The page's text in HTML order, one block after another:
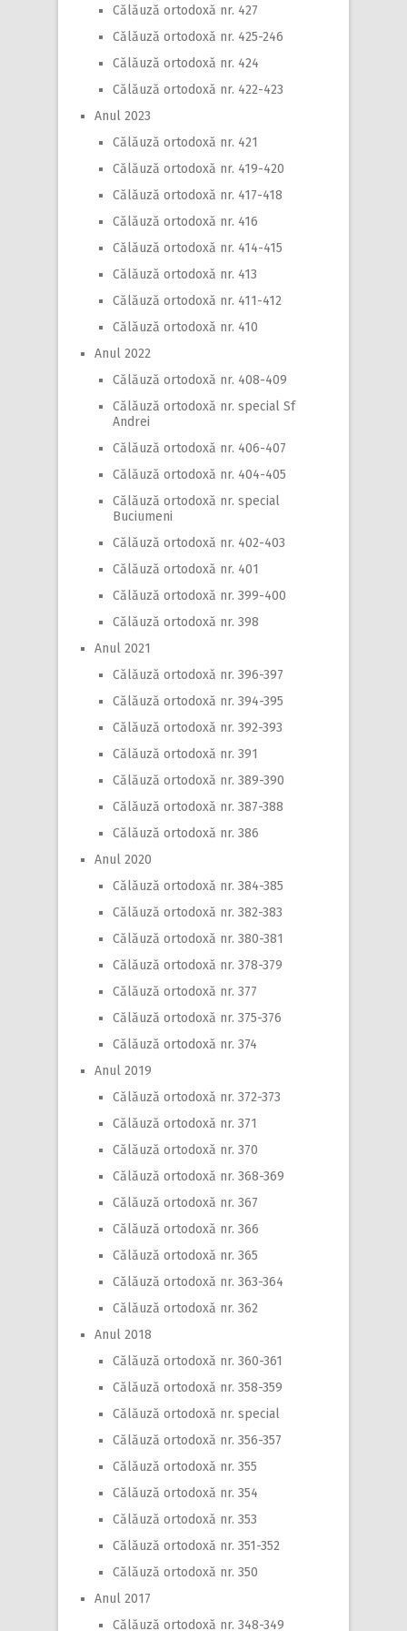
Călăuză ortodoxă nr. 427
Călăuză ortodoxă nr. 425-246
Călăuză ortodoxă nr. 424
Călăuză ortodoxă nr. 422-423
Anul 2023
Călăuză ortodoxă nr. 421
Călăuză ortodoxă nr. 419-420
Călăuză ortodoxă nr. 417-418
Călăuză ortodoxă nr. 416
Călăuză ortodoxă nr. 414-415
Călăuză ortodoxă nr. 413
Călăuză ortodoxă nr. 411-412
Călăuză ortodoxă nr. 410
Anul 2022
Călăuză ortodoxă nr. 408-409
Călăuză ortodoxă nr. special Sf
Andrei
Călăuză ortodoxă nr. 406-407
Călăuză ortodoxă nr. 404-405
Călăuză ortodoxă nr. special
Buciumeni
Călăuză ortodoxă nr. 402-403
Călăuză ortodoxă nr. 401
Călăuză ortodoxă nr. 399-400
Călăuză ortodoxă nr. 398
Anul 2021
Călăuză ortodoxă nr. 396-397
Călăuză ortodoxă nr. 394-395
Călăuză ortodoxă nr. 392-393
Călăuză ortodoxă nr. 391
Călăuză ortodoxă nr. 389-390
Călăuză ortodoxă nr. 387-388
Călăuză ortodoxă nr. 386
Anul 2020
Călăuză ortodoxă nr. 384-385
Călăuză ortodoxă nr. 382-383
Călăuză ortodoxă nr. 380-381
Călăuză ortodoxă nr. 378-379
Călăuză ortodoxă nr. 377
Călăuză ortodoxă nr. 375-376
Călăuză ortodoxă nr. 374
Anul 2019
Călăuză ortodoxă nr. 372-373
Călăuză ortodoxă nr. 371
Călăuză ortodoxă nr. 370
Călăuză ortodoxă nr. 368-369
Călăuză ortodoxă nr. 367
Călăuză ortodoxă nr. 366
Călăuză ortodoxă nr. 365
Călăuză ortodoxă nr. 363-364
Călăuză ortodoxă nr. 362
Anul 2018
Călăuză ortodoxă nr. 360-361
Călăuză ortodoxă nr. 358-359
Călăuză ortodoxă nr. special
Călăuză ortodoxă nr. 356-357
Călăuză ortodoxă nr. 355
Călăuză ortodoxă nr. 354
Călăuză ortodoxă nr. 353
Călăuză ortodoxă nr. 351-352
Călăuză ortodoxă nr. 350
Anul 2017
Călăuză ortodoxă nr. 348-349